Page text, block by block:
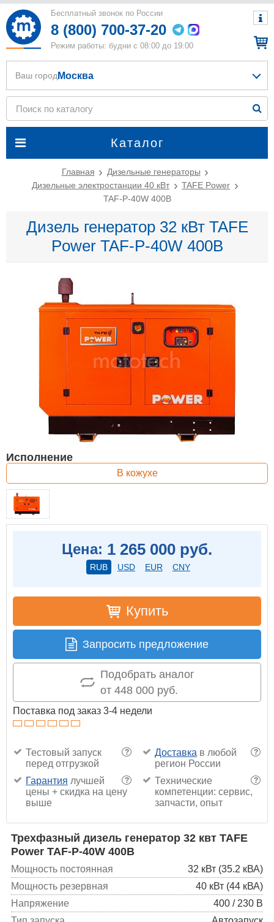
Бесплатный звонок по России
8 (800) 700-37-20
Режим работы: будни с 08:00 до 19:00
Каталог
Ваш город Москва
Главная
Дизельные генераторы
Дизельные электростанции 40 кВт
TAFE Power
TAF-P-40W 400В
Дизель генератор 32 кВт TAFE
Power TAF-P-40W 400В
Исполнение
В кожухе
Цена: 1 265 000 руб.
RUB USD EUR CNY
Купить
Запросить предложение
Подобрать аналог
от 448 000 руб.
Поставка под заказ 3-4 недели
?
Тестовый запуск
перед отгрузкой
?
Доставка в любой
регион России
?
Гарантия лучшей
цены + скидка на цену
выше
?
Технические
компетенции: сервис,
запчасти, опыт
Трехфазный дизель генератор 32 квт TAFE
Power TAF-P-40W 400В
Мощность постоянная
32 кВт (35.2 кВА)
Мощность резервная
40 кВт (44 кВА)
Напряжение
400 / 230 В